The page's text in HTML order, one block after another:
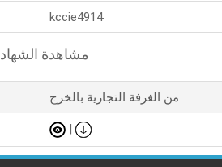
kccie4914
مشاهدة
من الغرفة التجارية بالخرج
|